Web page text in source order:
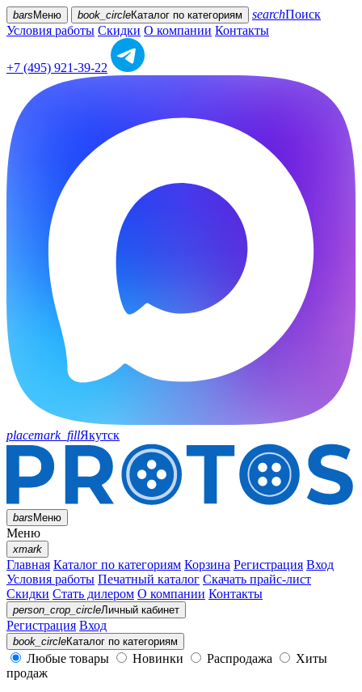
bars Меню book_circleКаталог по категориям searchПоиск
Условия работы Скидки О компании Контакты
+7 (495) 921-39-22
placemark_fillЯкутск
barsМеню
Меню
xmark
Главная Каталог по категориям Корзина Регистрация Вход
Условия работы Печатный каталог Скачать прайс-лист
Скидки Стать дилером О компании Контакты
person_crop_circleЛичный кабинет
Регистрация Вход
book_circleКаталог по категориям
Любые товары Новинки Распродажа
Хиты
продаж